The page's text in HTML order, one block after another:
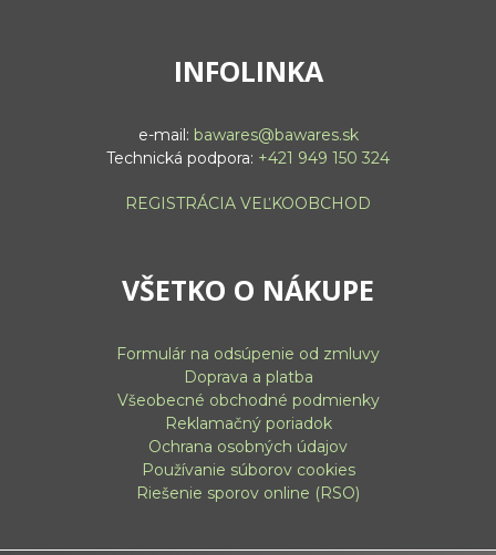
INFOLINKA
e-mail: bawares@bawares.sk
Technická podpora: +421 949 150 324
REGISTRÁCIA VEĽKOOBCHOD
VŠETKO O NÁKUPE
Formulár na odsúpenie od zmluvy
Doprava a platba
Všeobecné obchodné podmienky
Reklamačný poriadok
Ochrana osobných údajov
Používanie súborov cookies
Riešenie sporov online (RSO)